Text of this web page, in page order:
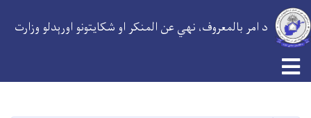
د امر بالمعروف، نهي عن المنکر او شکایتونو اورېدلو وزارت